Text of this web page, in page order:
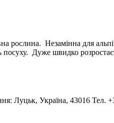
Незамінна для
посуху. Дуже швидко
Луцьк, Україна, 43016